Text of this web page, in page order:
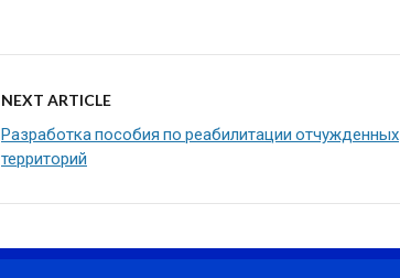
NEXT ARTICLE
Разработка пособия по реабилитации отчужденных
территорий